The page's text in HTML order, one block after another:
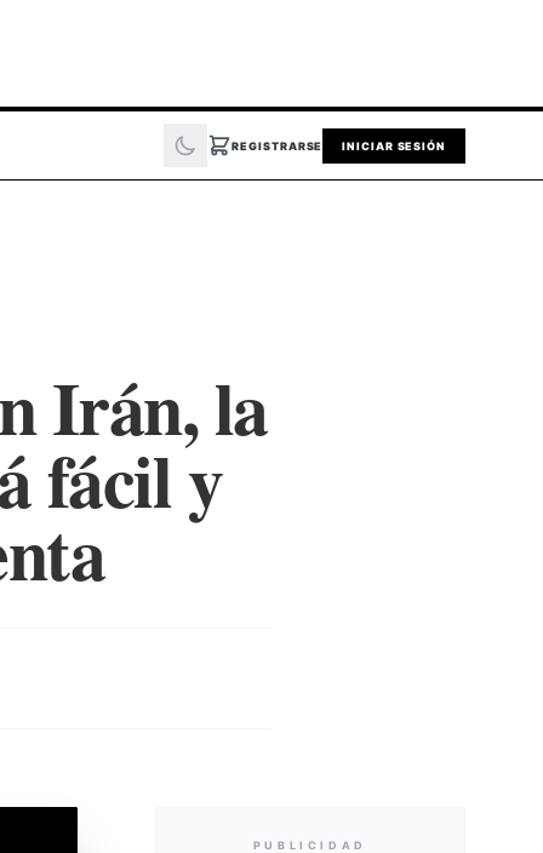
REGISTRARSE INICIAR SESIÓN
Irán, la
fácil y
PUBLICIDAD